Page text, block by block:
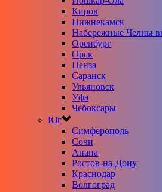
Киров
Нижнекамск
Набережные Челны
Оренбург
Орск
Пенза
Саранск
Ульяновск
Уфа
Чебоксары
Юг
Симферополь
Сочи
Анапа
Ростов-на-Дону
Краснодар
Волгоград